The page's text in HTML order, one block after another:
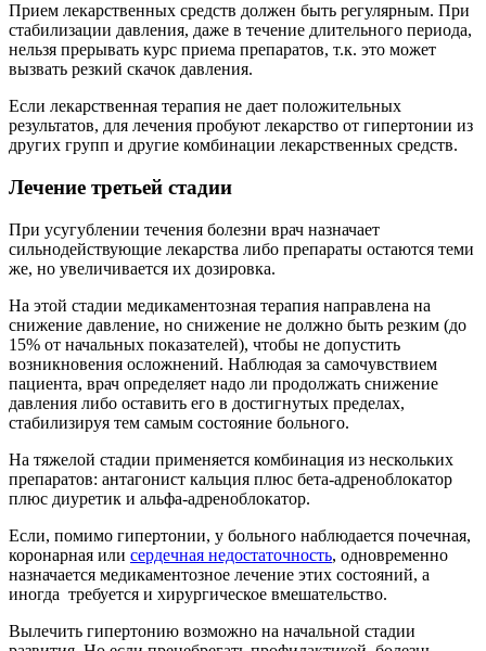
Прием лекарственных средств должен быть регулярным. При
стабилизации давления, даже в течение длительного периода,
нельзя прерывать курс приема препаратов, т.к. это может
вызвать резкий скачок давления.
Если лекарственная терапия не дает положительных
результатов, для лечения пробуют лекарство от гипертонии из
других групп и другие комбинации лекарственных средств.
Лечение третьей стадии
При усугублении течения болезни врач назначает
сильнодействующие лекарства либо препараты остаются теми
же, но увеличивается их дозировка.
На этой стадии медикаментозная терапия направлена на
снижение давление, но снижение не должно быть резким (до
15% от начальных показателей), чтобы не допустить
возникновения осложнений. Наблюдая за самочувствием
пациента, врач определяет надо ли продолжать снижение
давления либо оставить его в достигнутых пределах,
стабилизируя тем самым состояние больного.
На тяжелой стадии применяется комбинация из нескольких
препаратов: антагонист кальция плюс бета-адреноблокатор
плюс диуретик и альфа-адреноблокатор.
Если, помимо гипертонии, у больного наблюдается почечная,
коронарная или сердечная недостаточность, одновременно
назначается медикаментозное лечение этих состояний, а
иногда требуется и хирургическое вмешательство.
Вылечить гипертонию возможно на начальной стадии